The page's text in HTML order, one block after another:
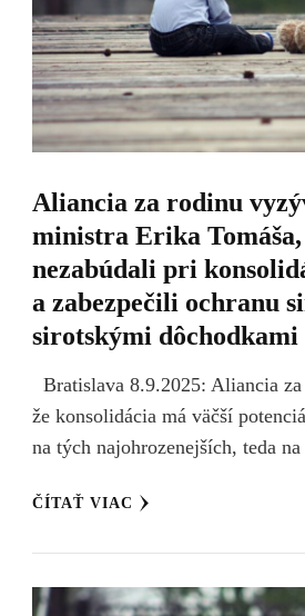
Aliancia za rodinu
ministra Erika
nezabúdali pri
a zabezpečili ochranu
sirotskými dôchodkami
Bratislava 8.9.2025: Aliancia
že konsolidácia má väčší
na tých najohrozenejších, teda
ČÍTAŤ VIAC